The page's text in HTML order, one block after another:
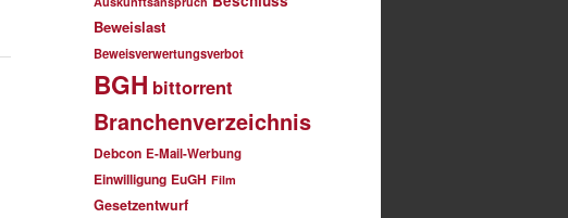
Beweislast
Beweisverwertungsverbot
BGH bittorrent
Branchenverzeichnis
Debcon E-Mail-Werbung
Einwilligung EuGH Film
Gesetzentwurf